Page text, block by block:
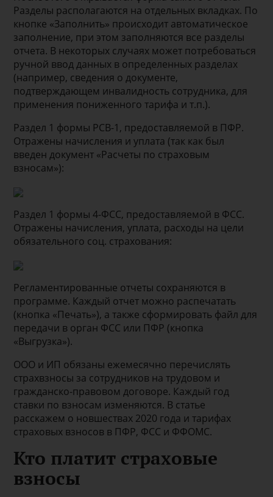
Разделы располагаются на отдельных вкладках. По
кнопке «Заполнить» происходит автоматическое
заполнение, при этом заполняются все разделы
отчета. В некоторых случаях может потребоваться
ручной ввод данных в определенных разделах
(например, сведения о документе,
подтверждающем инвалидность сотрудника, для
применения пониженного тарифа и т.п.).
Раздел 1 формы РСВ-1, предоставляемой в ПФР.
Отражены начисления и уплата (так как был
введен документ «Расчеты по страховым
взносам»):
Раздел 1 формы 4-ФСС, предоставляемой в ФСС.
Отражены начисления, уплата, расходы на цели
обязательного соц. страхования:
Регламентированные отчеты сохраняются в
программе. Каждый отчет можно распечатать
(кнопка «Печать»), а также сформировать файл для
передачи в орган ФСС или ПФР (кнопка
«Выгрузка»).
ООО и ИП обязаны ежемесячно перечислять
страхвзносы за сотрудников на трудовом и
гражданско-правовом договоре. Каждый год
ставки по взносам изменяются. В статье
расскажем о новшествах 2020 года и тарифах
страховых взносов в ПФР, ФСС и ФФОМС.
Кто платит страховые
взносы